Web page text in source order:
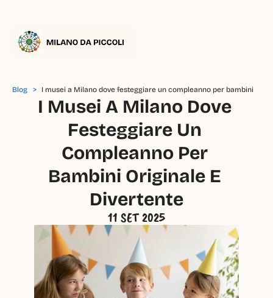
Blog   >
I musei a Milano dove festeggiare un compleanno per bambini
originale e divertente
I Musei A Milano Dove
Festeggiare Un
Compleanno Per
Bambini Originale E
Divertente
11 SET 2025